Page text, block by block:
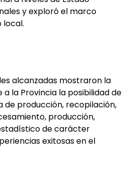
y exploró el marco
alcanzadas mostraron la
la Provincia la posibilidad de
de producción, recopilación,
producción,
de carácter
exitosas en el